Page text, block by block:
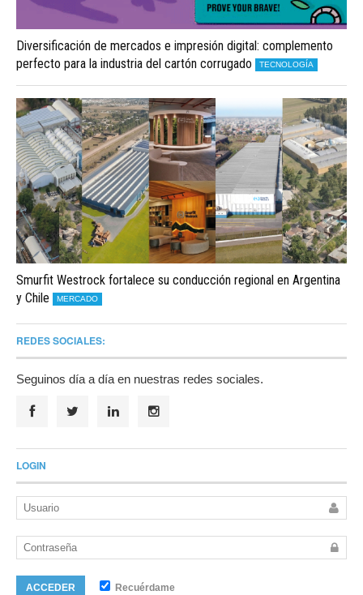
Diversificación de mercados e impresión digital: complemento
perfecto para la industria del cartón corrugado
TECNOLOGÍA
Smurfit Westrock fortalece su conducción regional en Argentina
y Chile
MERCADO
REDES SOCIALES:
Seguinos día a día en nuestras redes sociales.
LOGIN
ACCEDER Recuérdame